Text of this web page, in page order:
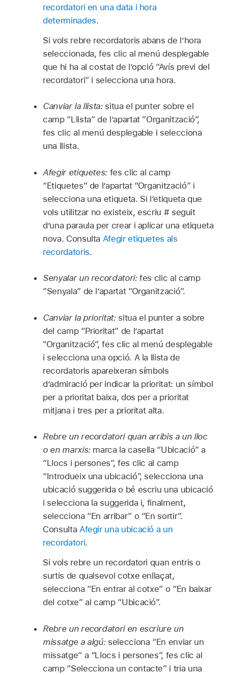
recordatori en una data i hora
determinades.
Si vols rebre recordatoris abans de l’hora
seleccionada, fes clic al menú desplegable
que hi ha al costat de l’opció “Avís previ del
recordatori” i selecciona una hora.
Canviar la llista:situa el punter sobre el
camp “Llista” de l’apartat ”Organització”,
fes clic al menú desplegable i selecciona
una llista.
Afegir etiquetes: fes clic al camp
“Etiquetes” de l’apartat “Organització” i
selecciona una etiqueta. Si l’etiqueta que
vols utilitzar no existeix, escriu # seguit
d’una paraula per crear i aplicar una etiqueta
nova. Consulta Afegir etiquetes als
recordatoris.
Senyalar un recordatori:fes clic al camp
“Senyala” de l’apartat “Organització”.
Canviar la prioritat:situa el punter a sobre
del camp “Prioritat” de l’apartat
"Organització”, fes clic al menú desplegable
i selecciona una opció. A la llista de
recordatoris apareixeran símbols
d’admiració per indicar la prioritat: un símbol
per a prioritat baixa, dos per a prioritat
mitjana i tres per a prioritat alta.
Rebre un recordatori quan arribis a un lloc
o en marxis:marca la casella “Ubicació” a
“Llocs i persones”, fes clic al camp
“Introdueix una ubicació”, selecciona una
ubicació suggerida o bé escriu una ubicació
i selecciona la suggerida i, finalment,
selecciona “En arribar” o “En sortir”.
Consulta Afegir una ubicació a un
recordatori.
Si vols rebre un recordatori quan entris o
surtis de qualsevol cotxe enllaçat,
selecciona “En entrar al cotxe” o “En baixar
del cotxe” al camp “Ubicació”.
Rebre un recordatori en escriure un
missatge a algú:selecciona “En enviar un
missatge” a “Llocs i persones”, fes clic al
camp “Selecciona un contacte” i tria una